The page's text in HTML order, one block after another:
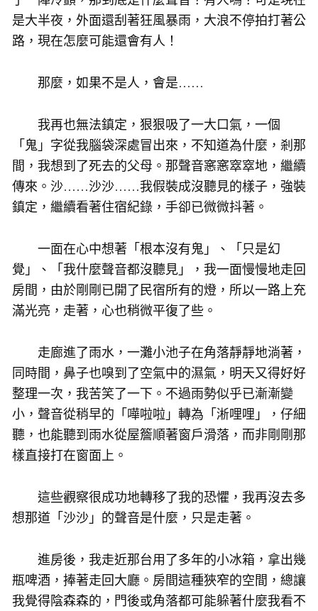
是大半夜，外面還刮著狂風暴雨，大浪不停拍打著公
路，現在怎麼可能還會有人！
那麼，如果不是人，會是……
我再也無法鎮定，狠狠吸了一大口氣，一個
「鬼」字從我腦袋深處冒出來，不知道為什麼，剎那
間，我想到了死去的父母。那聲音窸窸窣窣地，繼續
傳來。沙……沙沙……我假裝成沒聽見的樣子，強裝
鎮定，繼續看著住宿紀錄，手卻已微微抖著。
一面在心中想著「根本沒有鬼」、「只是幻
覺」、「我什麼聲音都沒聽見」，我一面慢慢地走回
房間，由於剛剛已開了民宿所有的燈，所以一路上充
滿光亮，走著，心也稍微平復了些。
走廊進了雨水，一灘小池子在角落靜靜地淌著，
同時間，鼻子也嗅到了空氣中的濕氣，明天又得好好
整理一次，我苦笑了一下。不過雨勢似乎已漸漸變
小，聲音從稍早的「嘩啦啦」轉為「淅哩哩」，仔細
聽，也能聽到雨水從屋簷順著窗戶滑落，而非剛剛那
樣直接打在窗面上。
這些觀察很成功地轉移了我的恐懼，我再沒去多
想那道「沙沙」的聲音是什麼，只是走著。
進房後，我走近那台用了多年的小冰箱，拿出幾
瓶啤酒，捧著走回大廳。房間這種狹窄的空間，總讓
我覺得陰森森的，門後或角落都可能躲著什麼我看不